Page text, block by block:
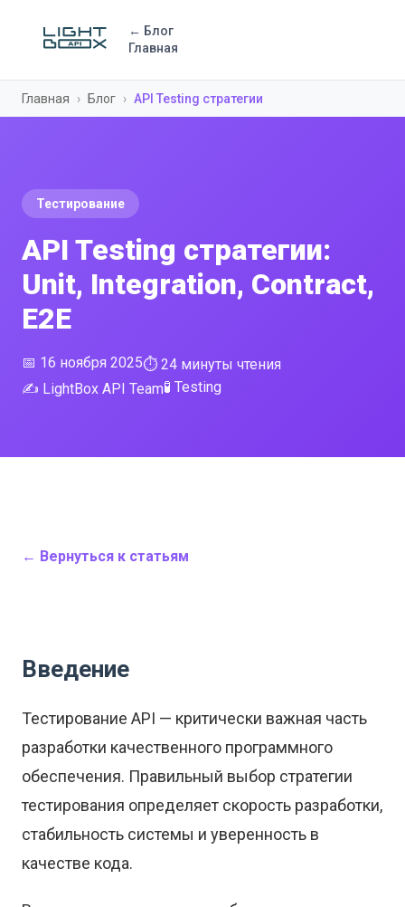
← Блог
Главная
Главная › Блог › API Testing стратегии
Тестирование
API Testing стратегии:
Unit, Integration, Contract,
E2E
📅 16 ноября 2025⏱ 24 минуты чтения
✍️ LightBox API Team🧪 Testing
← Вернуться к статьям
Введение
Тестирование API — критически важная часть
разработки качественного программного
обеспечения. Правильный выбор стратегии
тестирования определяет скорость разработки,
стабильность системы и уверенность в
качестве кода.